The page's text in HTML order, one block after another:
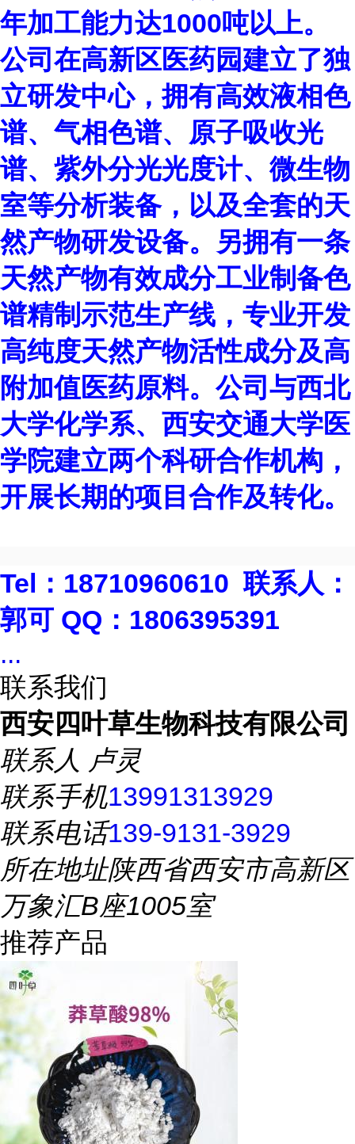
年加工能力达1000吨以上。
公司在高新区医药园建立了独
立研发中心，拥有高效液相色
谱、气相色谱、原子吸收光
谱、紫外分光光度计、微生物
室等分析装备，以及全套的天
然产物研发设备。另拥有一条
天然产物有效成分工业制备色
谱精制示范生产线，专业开发
高纯度天然产物活性成分及高
附加值医药原料。公司与西北
大学化学系、西安交通大学医
学院建立两个科研合作机构，
开展长期的项目合作及转化。
Tel ： 18710960610联系人：
郭可 QQ ： 1806395391
...
联系我们
西安四叶草生物科技有限公司
联系人 卢灵
联系手机13991313929
联系电话139-9131-3929
所在地址陕西省西安市高新区
万象汇B座1005室
推荐产品